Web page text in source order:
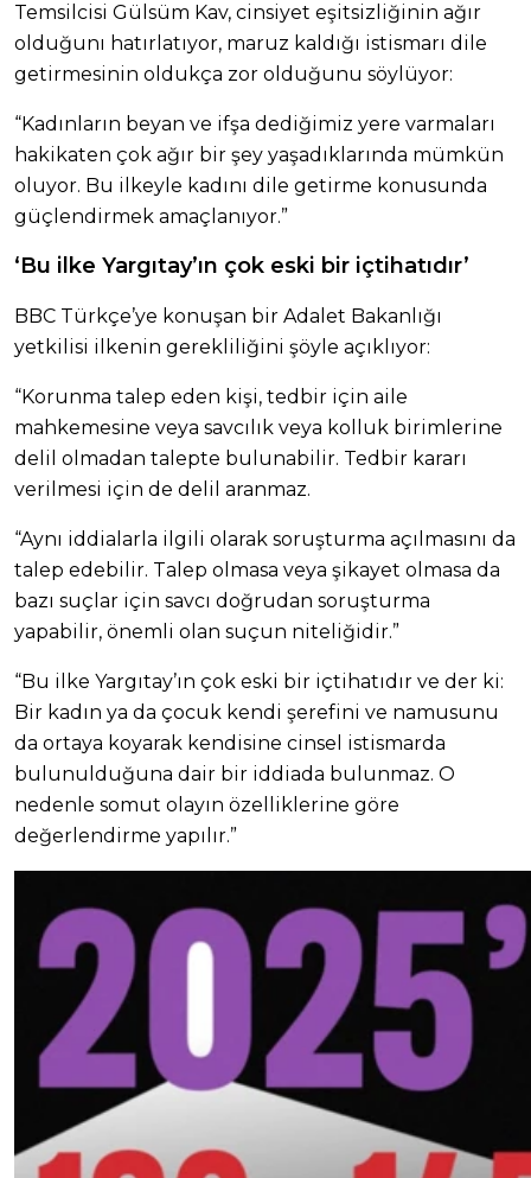
Temsilcisi Gülsüm Kav, cinsiyet eşitsizliğinin ağır
olduğunı hatırlatıyor, maruz kaldığı istismarı dile
getirmesinin oldukça zor olduğunu söylüyor:
“Kadınların beyan ve ifşa dediğimiz yere varmaları
hakikaten çok ağır bir şey yaşadıklarında mümkün
oluyor. Bu ilkeyle kadını dile getirme konusunda
güçlendirmek amaçlanıyor.”
‘Bu ilke Yargıtay’ın çok eski bir içtihatıdır’
BBC Türkçe’ye konuşan bir Adalet Bakanlığı
yetkilisi ilkenin gerekliliğini şöyle açıklıyor:
“Korunma talep eden kişi, tedbir için aile
mahkemesine veya savcılık veya kolluk birimlerine
delil olmadan talepte bulunabilir. Tedbir kararı
verilmesi için de delil aranmaz.
“Aynı iddialarla ilgili olarak soruşturma açılmasını da
talep edebilir. Talep olmasa veya şikayet olmasa da
bazı suçlar için savcı doğrudan soruşturma
yapabilir, önemli olan suçun niteliğidir.”
“Bu ilke Yargıtay’ın çok eski bir içtihatıdır ve der ki:
Bir kadın ya da çocuk kendi şerefini ve namusunu
da ortaya koyarak kendisine cinsel istismarda
bulunulduğuna dair bir iddiada bulunmaz. O
nedenle somut olayın özelliklerine göre
değerlendirme yapılır.”